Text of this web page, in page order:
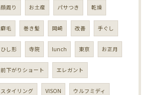
顔周り お土産 パサつき 乾燥
癖毛 巻き髪 岡崎 改善 手ぐし
ひし形 寺院 lunch 東京 お正月
前下がりショート エレガント
スタイリング VISON ウルフミディ